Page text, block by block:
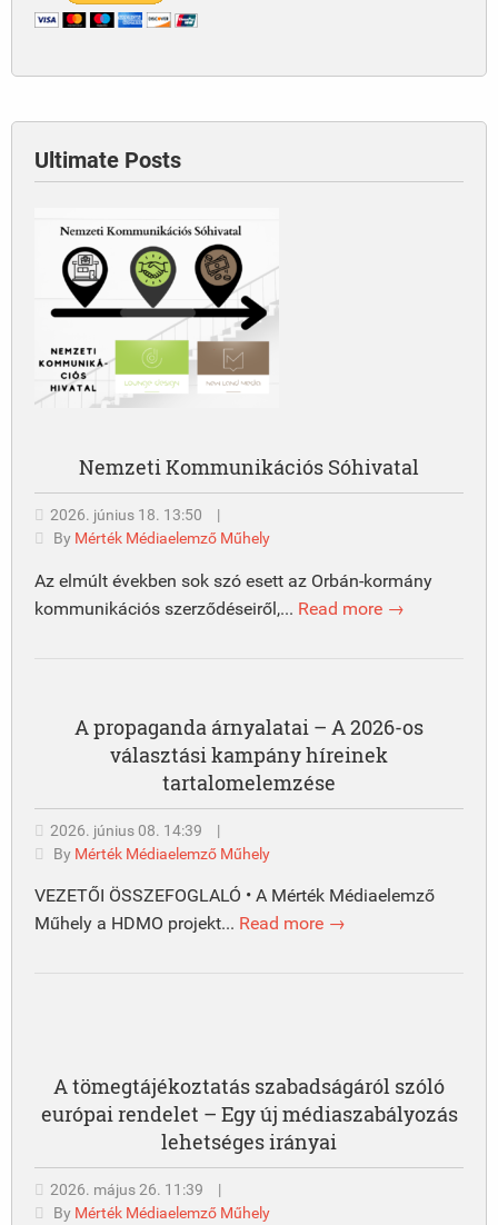
Ultimate Posts
Nemzeti Kommunikációs Sóhivatal
2026. június 18. 13:50
|
By Mérték Médiaelemző Műhely
Az elmúlt években sok szó esett az Orbán-kormány
kommunikációs szerződéseiről,... Read more →
A propaganda árnyalatai – A 2026-os
választási kampány híreinek
tartalomelemzése
2026. június 08. 14:39
|
By Mérték Médiaelemző Műhely
VEZETŐI ÖSSZEFOGLALÓ • A Mérték Médiaelemző
Műhely a HDMO projekt... Read more →
A tömegtájékoztatás szabadságáról szóló
európai rendelet – Egy új médiaszabályozás
lehetséges irányai
2026. május 26. 11:39
|
By Mérték Médiaelemző Műhely